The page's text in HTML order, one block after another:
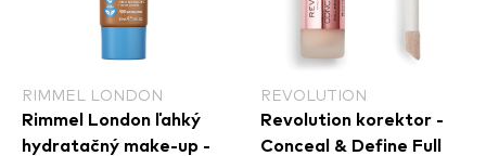
RIMMEL LONDON
Rimmel London ľahký
hydratačný make-up -
REVOLUTION
Revolution korektor -
Conceal & Define Full